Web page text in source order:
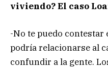
viviendo? El caso
-No te puedo contestar
podría relacionarse al
confundir a la gente.